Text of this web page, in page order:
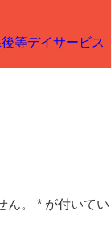
等デイサービス
。 * が付いてい